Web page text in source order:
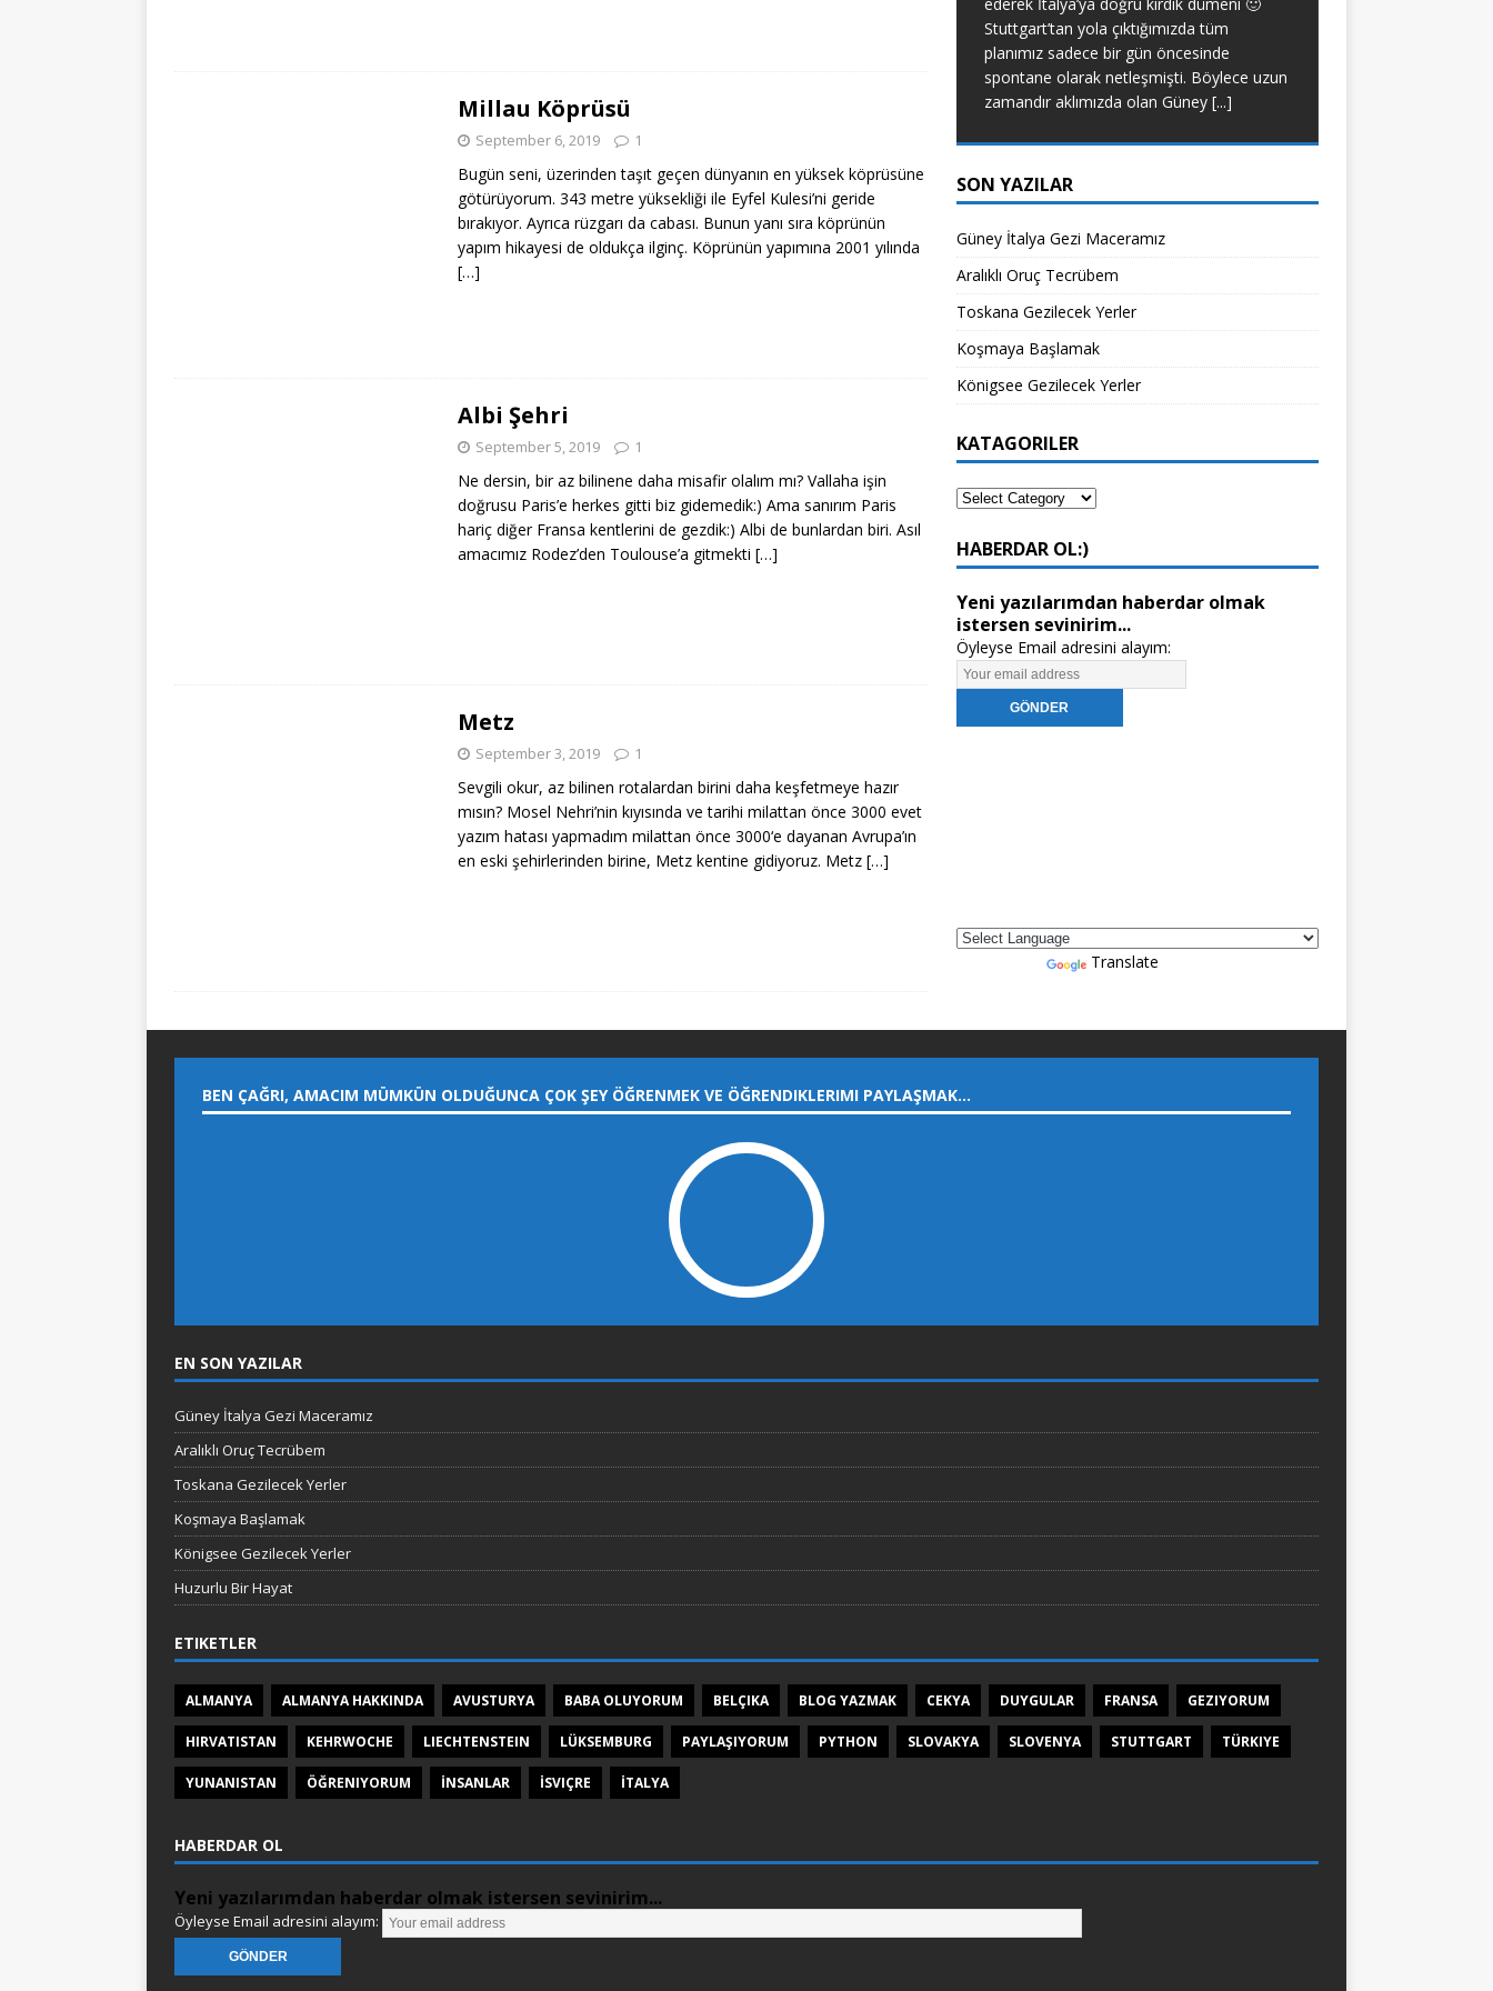
Millau Köprüsü
September 6, 2019 1
Bugün seni, üzerinden taşıt geçen dünyanın en yüksek köprüsüne
götürüyorum. 343 metre yüksekliği ile Eyfel Kulesi’ni geride
bırakıyor. Ayrıca rüzgarı da cabası. Bunun yanı sıra köprünün
yapım hikayesi de oldukça ilginç. Köprünün yapımına 2001 yılında
[…]
Albi Şehri
September 5, 2019 1
Ne dersin, bir az bilinene daha misafir olalım mı? Vallaha işin
doğrusu Paris’e herkes gitti biz gidemedik:) Ama sanırım Paris
hariç diğer Fransa kentlerini de gezdik:) Albi de bunlardan biri. Asıl
amacımız Rodez’den Toulouse’a gitmekti […]
Metz
September 3, 2019 1
Sevgili okur, az bilinen rotalardan birini daha keşfetmeye hazır
mısın? Mosel Nehri’nin kıyısında ve tarihi milattan önce 3000 evet
yazım hatası yapmadım milattan önce 3000‘e dayanan Avrupa’ın
en eski şehirlerinden birine, Metz kentine gidiyoruz. Metz […]
Stuttgart’tan yola çıktığımızda tüm
planımız sadece bir gün öncesinde
spontane olarak netleşmişti. Böylece uzun
zamandır aklımızda olan Güney [...]
SON YAZILAR
Güney İtalya Gezi Maceramız
Aralıklı Oruç Tecrübem
Toskana Gezilecek Yerler
Koşmaya Başlamak
Königsee Gezilecek Yerler
KATAGORILER
HABERDAR OL:)
Yeni yazılarımdan haberdar olmak
istersen sevinirim...
Öyleyse Email adresini alayım:
Translate
BEN ÇAĞRI, AMACIM MÜMKÜN OLDUĞUNCA ÇOK ŞEY ÖĞRENMEK VE ÖĞRENDIKLERIMI PAYLAŞMAK…
EN SON YAZILAR
Güney İtalya Gezi Maceramız
Aralıklı Oruç Tecrübem
Toskana Gezilecek Yerler
Koşmaya Başlamak
Königsee Gezilecek Yerler
Huzurlu Bir Hayat
ETIKETLER
ALMANYA ALMANYA HAKKINDA AVUSTURYA BABA OLUYORUM BELÇIKA BLOG YAZMAK CEKYA DUYGULAR FRANSA GEZIYORUM
HIRVATISTAN KEHRWOCHE LIECHTENSTEIN LÜKSEMBURG PAYLAŞIYORUM PYTHON SLOVAKYA SLOVENYA STUTTGART TÜRKIYE
YUNANISTAN ÖĞRENIYORUM İNSANLAR İSVIÇRE İTALYA
HABERDAR OL
Yeni yazılarımdan haberdar olmak istersen sevinirim...
Öyleyse Email adresini alayım: